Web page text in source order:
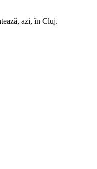
azi, în Cluj.